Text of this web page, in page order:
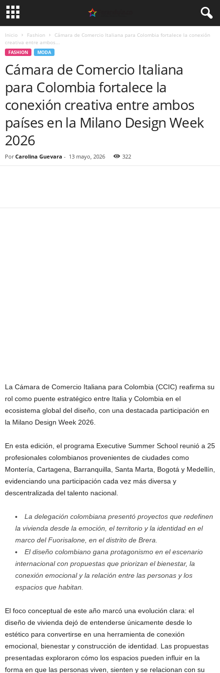
Inicio Fashion
Cámara de Comercio Italiana para Colombia fortalece la conexión
creativa entre ambos...
FASHION MODA
Cámara de Comercio Italiana
para Colombia fortalece la
conexión creativa entre ambos
países en la Milano Design Week
2026
Por Carolina Guevara - 13 mayo, 2026 322
La Cámara de Comercio Italiana para Colombia (CCIC) reafirma su
rol como puente estratégico entre Italia y Colombia en el
ecosistema global del diseño, con una destacada participación en
la Milano Design Week 2026.
En esta edición, el programa Executive Summer School reunió a 25
profesionales colombianos provenientes de ciudades como
Montería, Cartagena, Barranquilla, Santa Marta, Bogotá y Medellín,
evidenciando una participación cada vez más diversa y
descentralizada del talento nacional.
La delegación colombiana presentó proyectos que redefinen
la vivienda desde la emoción, el territorio y la identidad en el
marco del Fuorisalone, en el distrito de Brera.
El diseño colombiano gana protagonismo en el escenario
internacional con propuestas que priorizan el bienestar, la
conexión emocional y la relación entre las personas y los
espacios que habitan.
El foco conceptual de este año marcó una evolución clara: el
diseño de vivienda dejó de entenderse únicamente desde lo
estético para convertirse en una herramienta de conexión
emocional, bienestar y construcción de identidad. Las propuestas
presentadas exploraron cómo los espacios pueden influir en la
forma en que las personas viven, sienten y se relacionan con su